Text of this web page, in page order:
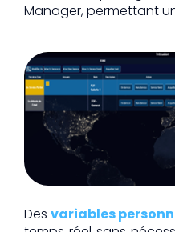
Manager, permettant
Des variables